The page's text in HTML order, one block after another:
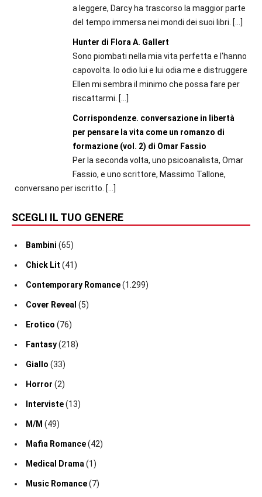
a leggere, Darcy ha trascorso la maggior parte
del tempo immersa nei mondi dei suoi libri. […]
Hunter di Flora A. Gallert
Sono piombati nella mia vita perfetta e l'hanno
capovolta. Io odio lui e lui odia me e distruggere
Ellen mi sembra il minimo che possa fare per
riscattarmi. […]
Corrispondenze. conversazione in libertà
per pensare la vita come un romanzo di
formazione (vol. 2) di Omar Fassio
Per la seconda volta, uno psicoanalista, Omar
Fassio, e uno scrittore, Massimo Tallone,
conversano per iscritto. […]
SCEGLI IL TUO GENERE
Bambini (65)
Chick Lit (41)
Contemporary Romance(1.299)
Cover Reveal (5)
Erotico (76)
Fantasy(218)
Giallo (33)
Horror (2)
Interviste(13)
M/M (49)
Mafia Romance(42)
Medical Drama(1)
Music Romance(7)